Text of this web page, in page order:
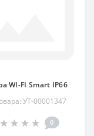
WI-FI Smart IP66
УТ-00001347
0